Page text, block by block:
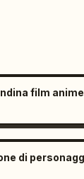
film anime